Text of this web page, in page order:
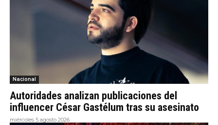
Nacional
Autoridades analizan publicaciones del
influencer César Gastélum tras su asesinato
miércoles 5 agosto 2026